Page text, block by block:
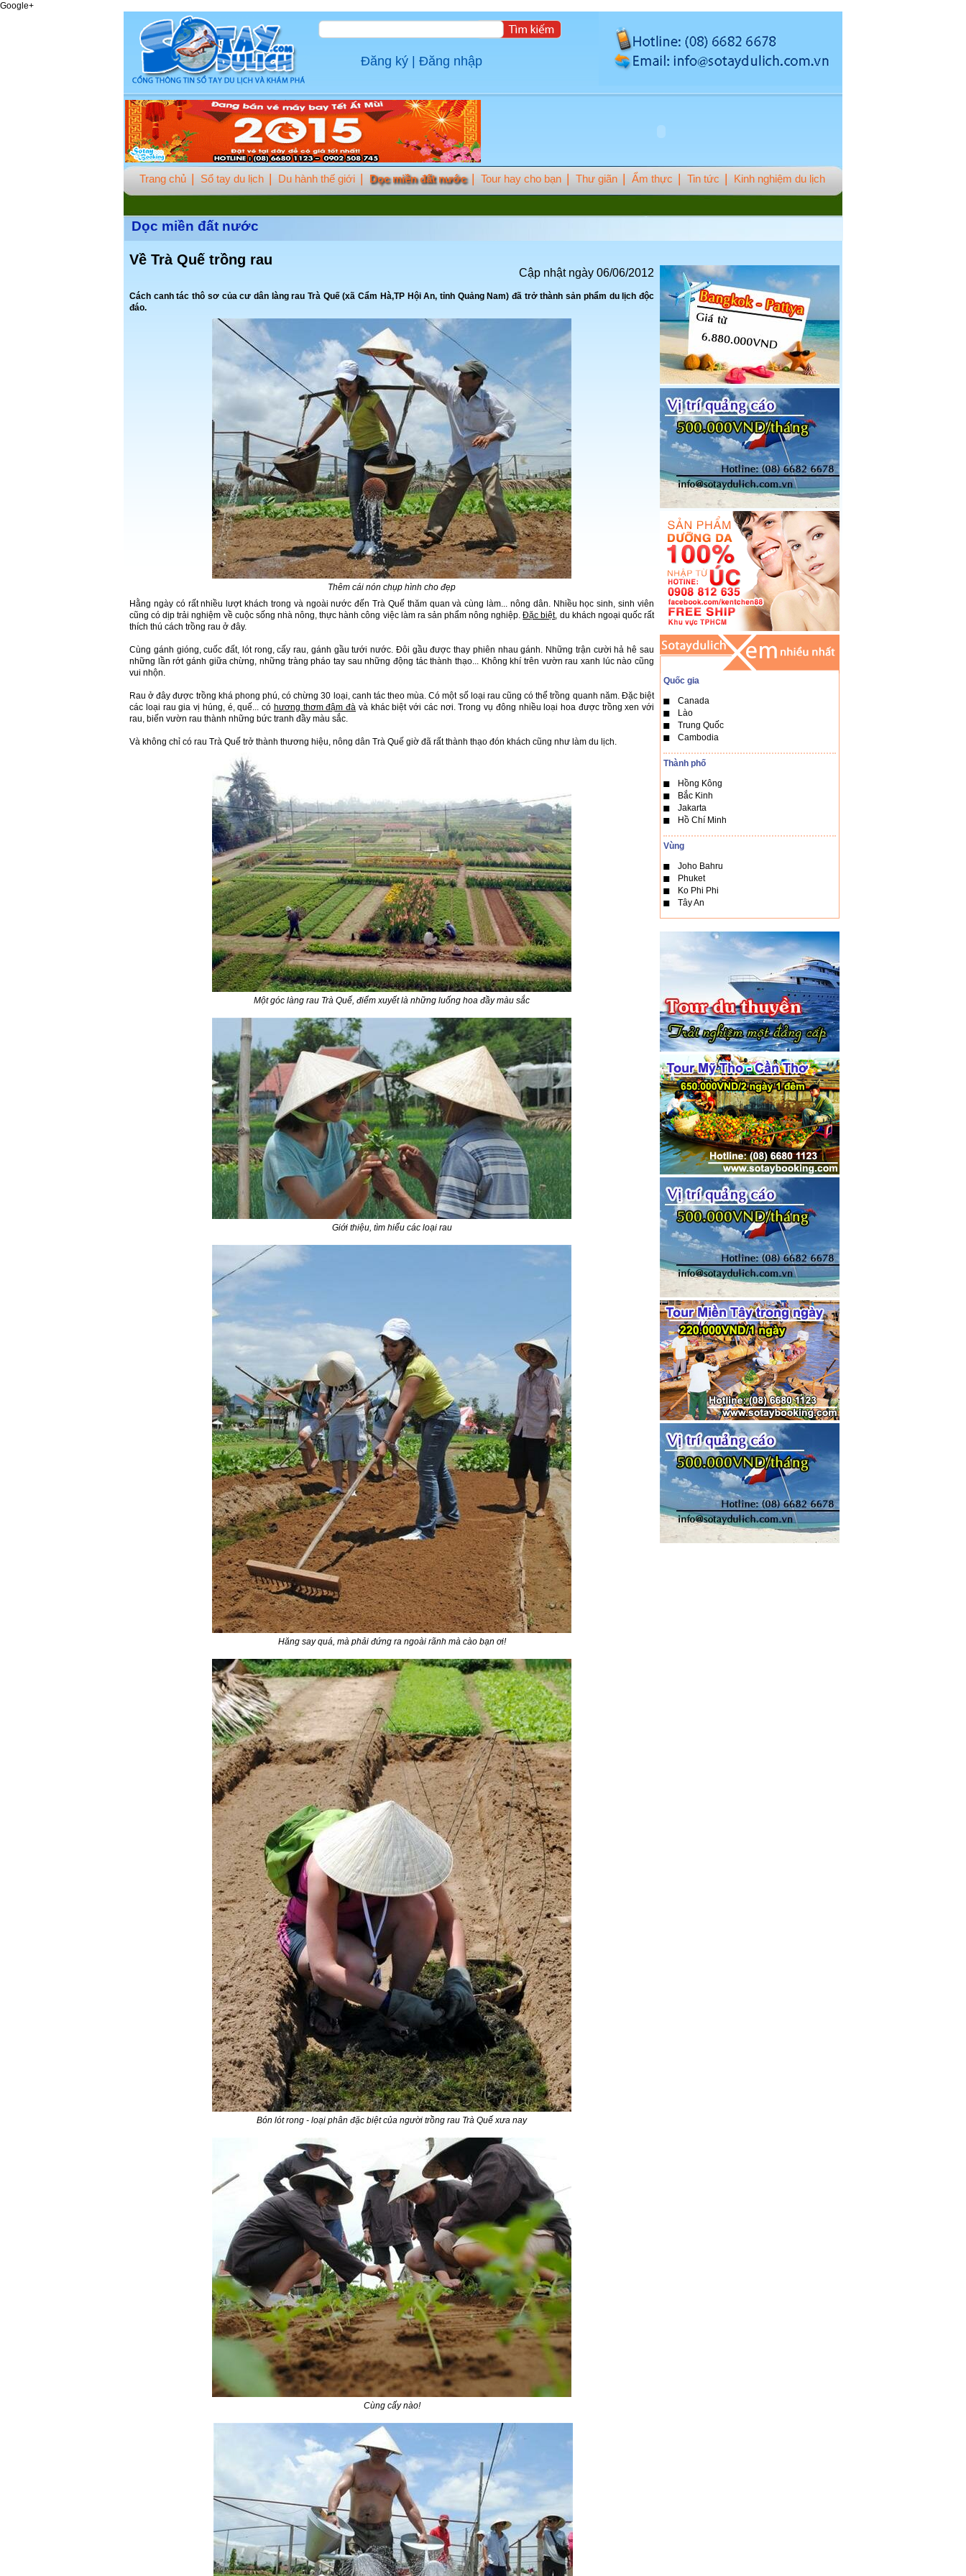
Google+
Đăng ký Đăng nhập
Trang chủ Sổ tay du lịch Du hành thế giới Dọc miền đất nước Tour hay cho bạn Thư giãn Ẩm thực Tin tức Kinh nghiệm du lịch
Dọc miền đất nước
Về Trà Quế trồng rau
Cập nhật ngày 06/06/2012
Cách canh tác thô sơ của cư dân làng rau Trà Quế (xã Cẩm Hà,TP Hội An, tỉnh Quảng Nam) đã trở thành sản phẩm du lịch độc
đáo.
Thêm cái nón chụp hình cho đẹp
Hằng ngày có rất nhiều lượt khách trong và ngoài nước đến Trà Quế thăm quan và cùng làm... nông dân. Nhiều học sinh, sinh viên
cũng có dịp trải nghiệm về cuộc sống nhà nông, thực hành công việc làm ra sản phẩm nông nghiệp.Đặc biệt, du khách ngoại quốc rất
thích thú cách trồng rau ở đây.
Cùng gánh gióng, cuốc đất, lót rong, cấy rau, gánh gầu tưới nước. Đôi gầu được thay phiên nhau gánh. Những trận cười hả hê sau
những lần rớt gánh giữa chừng, những tràng pháo tay sau những động tác thành thạo... Không khí trên vườn rau xanh lúc nào cũng
vui nhộn.
Rau ở đây được trồng khá phong phú, có chừng 30 loại, canh tác theo mùa. Có một số loại rau cũng có thể trồng quanh năm. Đặc biệt
các loại rau gia vị húng, é, quế... có hương thơm đậm đà và khác biệt với các nơi. Trong vụ đông nhiều loại hoa được trồng xen với
rau, biến vườn rau thành những bức tranh đầy màu sắc.
Và không chỉ có rau Trà Quế trở thành thương hiệu, nông dân Trà Quế giờ đã rất thành thạo đón khách cũng như làm du lịch.
Một góc làng rau Trà Quế, điểm xuyết là những luống hoa đầy màu sắc
Giới thiệu, tìm hiểu các loại rau
Hăng say quá, mà phải đứng ra ngoài rãnh mà cào bạn ơi!
Bón lót rong - loại phân đặc biệt của người trồng rau Trà Quế xưa nay
Cùng cấy nào!
Quốc gia
Canada
Lào
Trung Quốc
Cambodia
Thành phố
Hồng Kông
Bắc Kinh
Jakarta
Hồ Chí Minh
Vùng
Joho Bahru
Phuket
Ko Phi Phi
Tây An